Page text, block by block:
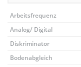
Arbeitsfrequenz
Analog/ Digital
Diskriminator
Bodenabgleich